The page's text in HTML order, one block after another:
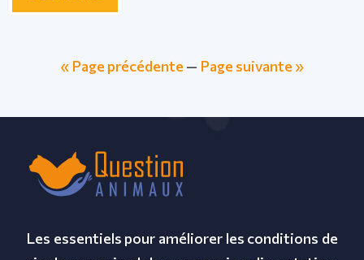
« Page précédente — Page suivante »
Les essentiels pour améliorer les conditions de